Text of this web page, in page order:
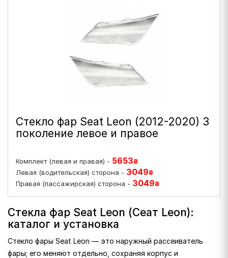
Стекло фар Seat Leon (2012-2020) 3
поколение левое и правое
Комплект (левая и правая) - 5653₴
Левая (водительская) сторона - 3049₴
Правая (пассажирская) сторона - 3049₴
Стекла фар Seat Leon (Сеат Leon):
каталог и установка
Стекло фары Seat Leon — это наружный рассеиватель
фары; его меняют отдельно, сохраняя корпус и